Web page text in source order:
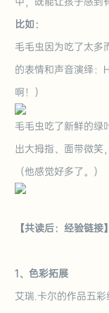
比如：
毛毛虫因为吃了太多
的表情和声音演绎
啊！）
毛毛虫吃了新鲜的绿
出大拇指、面带微
（他感觉好多了。）
【共读后：经验链接】
1、色彩拓展
艾瑞.卡尔的作品五